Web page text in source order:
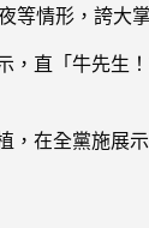
等情形，誇大
，直「牛先生
在全黨施展